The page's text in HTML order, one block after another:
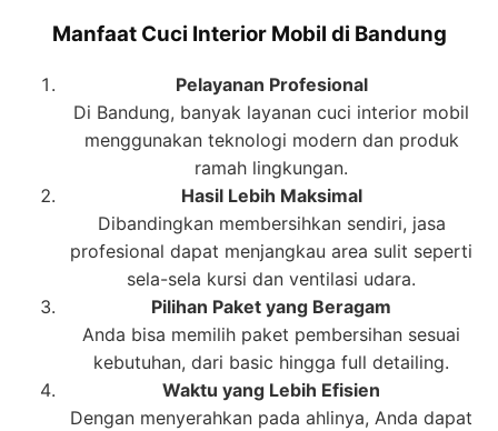
Manfaat Cuci Interior Mobil di Bandung
Pelayanan Profesional
Di Bandung, banyak layanan cuci interior mobil
menggunakan teknologi modern dan produk
ramah lingkungan.
Hasil Lebih Maksimal
Dibandingkan membersihkan sendiri, jasa
profesional dapat menjangkau area sulit seperti
sela-sela kursi dan ventilasi udara.
Pilihan Paket yang Beragam
Anda bisa memilih paket pembersihan sesuai
kebutuhan, dari basic hingga full detailing.
Waktu yang Lebih Efisien
Dengan menyerahkan pada ahlinya, Anda dapat